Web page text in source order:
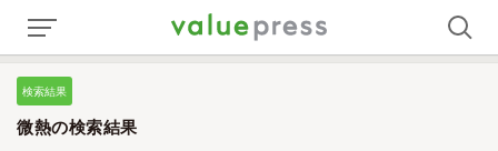
検索結果
微熱の検索結果